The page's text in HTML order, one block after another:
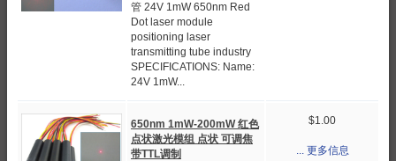
管 24V 1mW 650nm Red
Dot laser module
positioning laser
transmitting tube industry
SPECIFICATIONS: Name:
24V 1mW...
650nm 1mW-200mW 红色
点状激光模组 点状 可调焦
带TTL调制
$1.00
... 更多信息